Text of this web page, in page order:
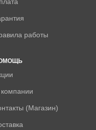
работы
(Магазин)